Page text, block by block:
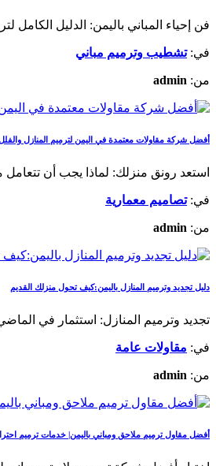
فن إحياء المباني باليمن: الدليل الكامل
في:تشطيب وترميم مباني
من: admin
أفضل شركة مقاولات معتمدة في اليمن لترميم المنازل
استعد رونق منزلك: لماذا يجب أن
في:تصاميم معمارية
من: admin
دليل تجديد وترميم المنازل باليمن:كيف تحول منزلك القديم
تجديد وترميم المنازل: استثمار في
في: مقاولات عامة
من: admin
أفضل مقاول ترميم ملاحق ومباني باليمن| خدمات ترميم